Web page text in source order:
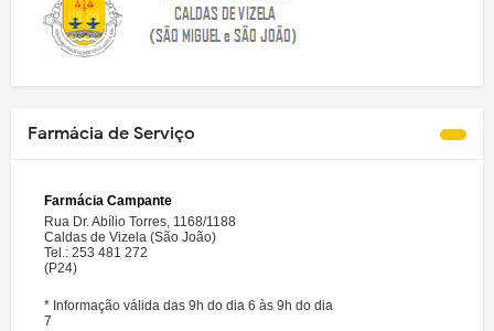
Farmácia de Serviço